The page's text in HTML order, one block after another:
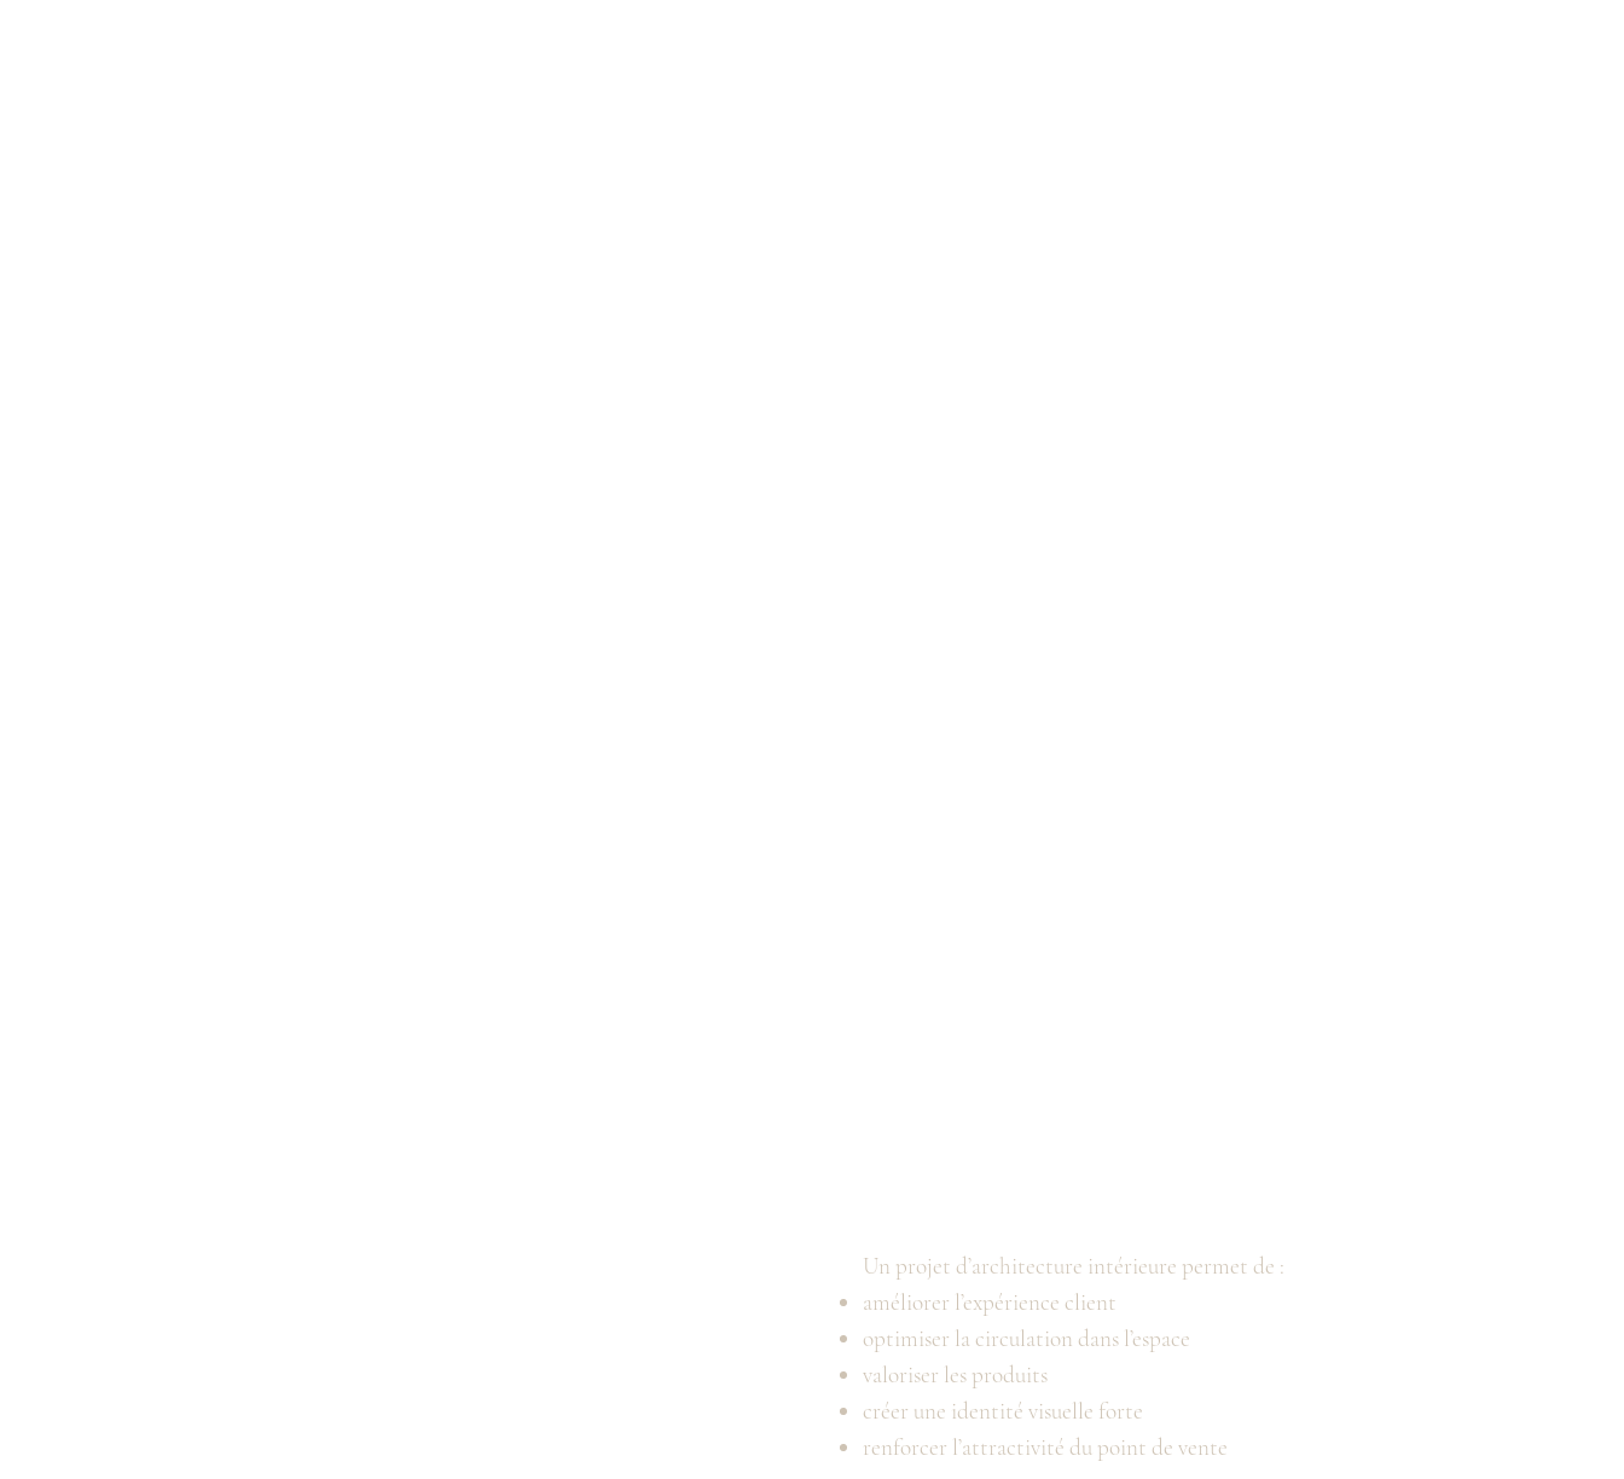
Un projet d’architecture intérieure permet de :
améliorer l’expérience client
optimiser la circulation dans l’espace
valoriser les produits
créer une identité visuelle forte
renforcer l’attractivité du point de vente